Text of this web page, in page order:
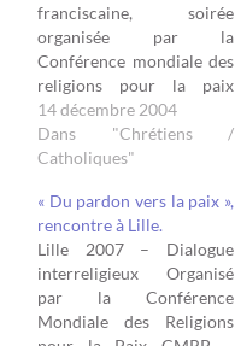
franciscaine, soirée
organisée par la
Conférence mondiale des
religions pour la paix
(CMRP) 27 octobre 1986
Assise – 27 octobre 2004
Lille Les religions,
groupe interreligieux de
Lille affilié à la
Conférence Mondiale des
Religions pour la Paix a
organisé…
14 décembre 2004
Dans "Chrétiens /
Catholiques"
« Du pardon vers la paix »,
rencontre à Lille.
Lille 2007 – Dialogue
interreligieux Organisé
par la Conférence
Mondiale des Religions